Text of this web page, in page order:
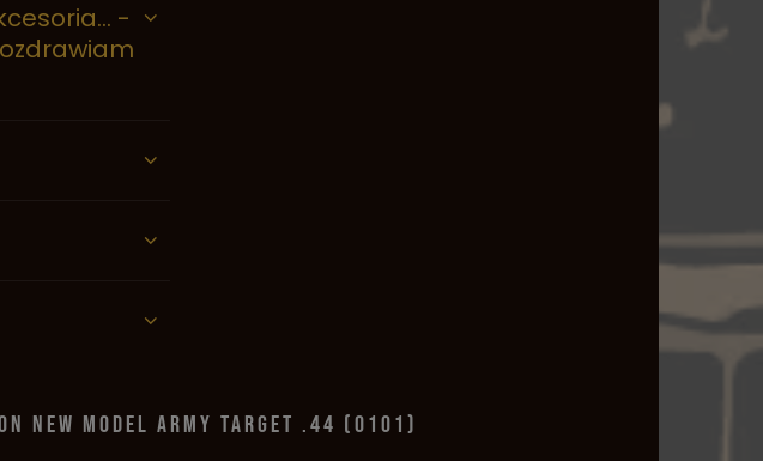
-
NEW MODEL ARMY TARGET .44 (0101)